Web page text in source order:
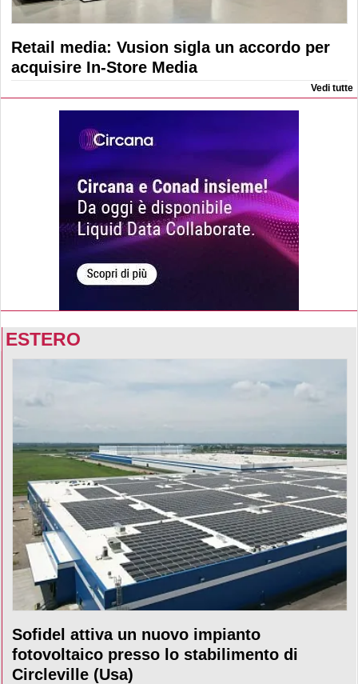
Retail media: Vusion sigla un accordo per
acquisire In-Store Media
Vedi tutte
ESTERO
Sofidel attiva un nuovo impianto
fotovoltaico presso lo stabilimento di
Circleville (Usa)